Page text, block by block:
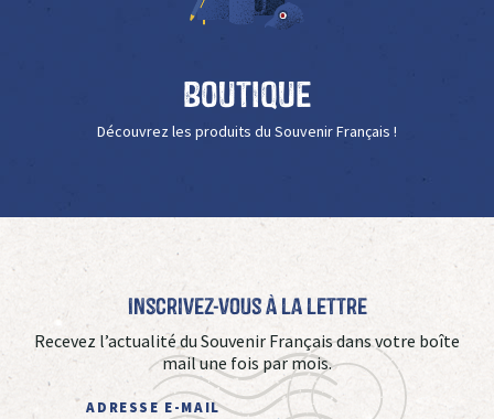
Boutique
Découvrez les produits du Souvenir Français !
Inscrivez-vous à La Lettre
Recevez l’actualité du Souvenir Français dans votre boîte
mail une fois par mois.
ADRESSE E-MAIL